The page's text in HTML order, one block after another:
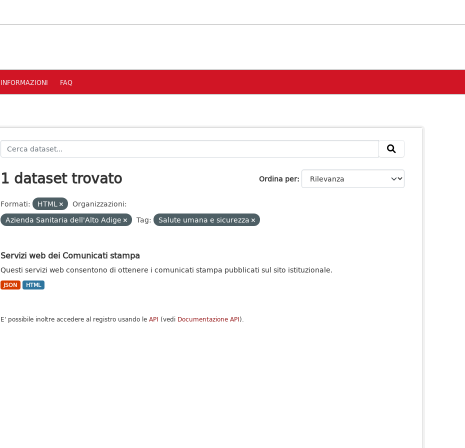
INFORMAZIONI FAQ
Ordina per
1 dataset trovato
Formati: HTML
Organizzazioni:
Azienda Sanitaria dell'Alto Adige
Tag: Salute umana e sicurezza
Servizi web dei Comunicati stampa
Questi servizi web consentono di ottenere i comunicati stampa pubblicati sul sito istituzionale.
JSON HTML
E' possibile inoltre accedere al registro usando le API (vedi Documentazione API).